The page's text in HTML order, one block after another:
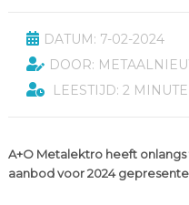
DATUM: 7-02-2024
DOOR:
LEESTIJD: 2
A+O Metalektro heeft
aanbod voor 2024